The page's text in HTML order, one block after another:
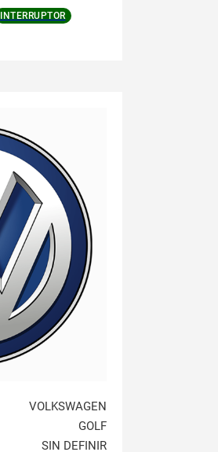
INTERRUPTOR
VOLKSWAGEN
GOLF
SIN DEFINIR